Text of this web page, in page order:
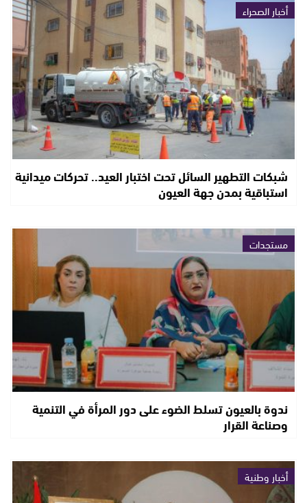
أخبار الصحراء
شبكات التطهير السائل تحت اختبار العيد.. تحركات ميدانية
استباقية بمدن جهة العيون
مستجدات
ندوة بالعيون تسلط الضوء على دور المرأة في التنمية
وصناعة القرار
أخبار وطنية